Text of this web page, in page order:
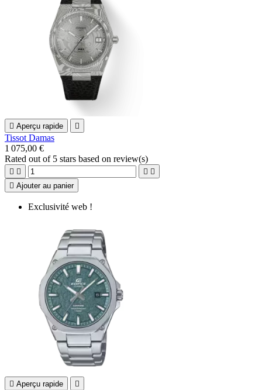
 Aperçu rapide 
Tissot Damas
1 075,00 €
Rated out of 5 stars based on review(s)
   
 Ajouter au panier
Exclusivité web !
 Aperçu rapide 